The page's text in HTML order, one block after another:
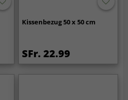
Kissenbezug 50 x 50 cm
SFr. 22.99